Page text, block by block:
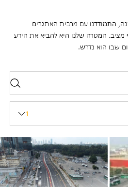
של למעלה מ-30 שנה, התמודדנו עם מרבית האתגרים
מציב. המטרה שלנו היא להביא את הידע
שבו הוא נדרש.
1